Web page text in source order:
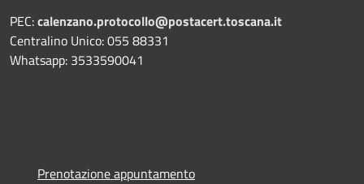
PEC:calenzano.protocollo@postacert.toscana.it
Centralino Unico: 055 88331
Whatsapp: 3533590041
Prenotazione appuntamento